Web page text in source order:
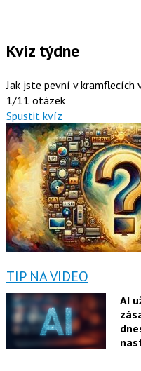
Kvíz týdne
Jak jste pevní v kramflecích
1/11 otázek
Spustit kvíz
TIP NA VIDEO
AI